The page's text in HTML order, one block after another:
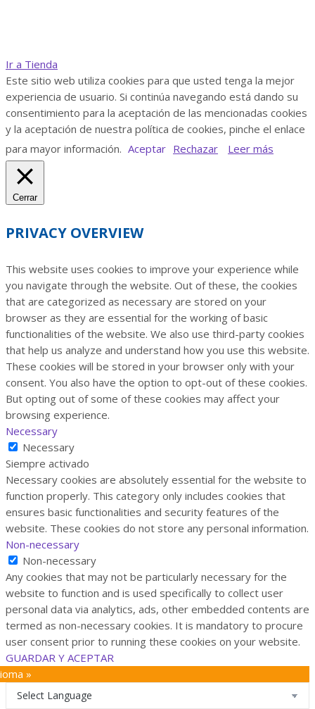
Ir a Tienda
Este sitio web utiliza cookies para que usted tenga la mejor
experiencia de usuario. Si continúa navegando está dando su
consentimiento para la aceptación de las mencionadas cookies
y la aceptación de nuestra política de cookies, pinche el enlace
para mayor información. Aceptar Rechazar Leer más
Cerrar
PRIVACY OVERVIEW
This website uses cookies to improve your experience while
you navigate through the website. Out of these, the cookies
that are categorized as necessary are stored on your
browser as they are essential for the working of basic
functionalities of the website. We also use third-party cookies
that help us analyze and understand how you use this website.
These cookies will be stored in your browser only with your
consent. You also have the option to opt-out of these cookies.
But opting out of some of these cookies may affect your
browsing experience.
Necessary
Necessary
Siempre activado
Necessary cookies are absolutely essential for the website to
function properly. This category only includes cookies that
ensures basic functionalities and security features of the
website. These cookies do not store any personal information.
Non-necessary
Non-necessary
Any cookies that may not be particularly necessary for the
website to function and is used specifically to collect user
personal data via analytics, ads, other embedded contents are
termed as non-necessary cookies. It is mandatory to procure
user consent prior to running these cookies on your website.
GUARDAR Y ACEPTAR
»